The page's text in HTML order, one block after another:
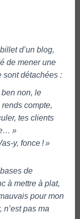
d’un blog,
de mener une
sont détachées :
non, le
rends compte,
tes clients
»
y, fonce ! »
de
à mettre à plat,
pour mon
pas ma